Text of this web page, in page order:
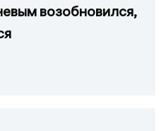
возобновился,